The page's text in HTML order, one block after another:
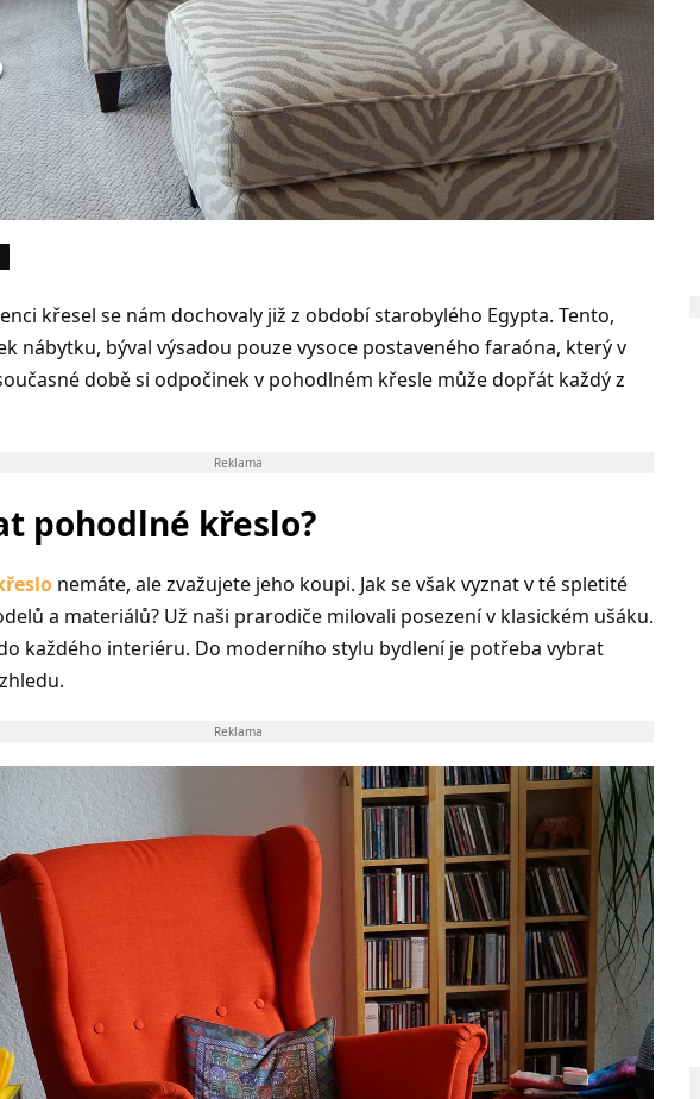
křesel se nám dochovaly již z období starobylého Egypta. Tento,
nábytku, býval výsadou pouze vysoce postaveného faraóna, který v
době si odpočinek v pohodlném křesle může dopřát každý z
Reklama
pohodlné křeslo?
nemáte, ale zvažujete jeho koupi. Jak se však vyznat v té spletité
a materiálů? Už naši prarodiče milovali posezení v klasickém ušáku.
každého interiéru. Do moderního stylu bydlení je potřeba vybrat
Reklama